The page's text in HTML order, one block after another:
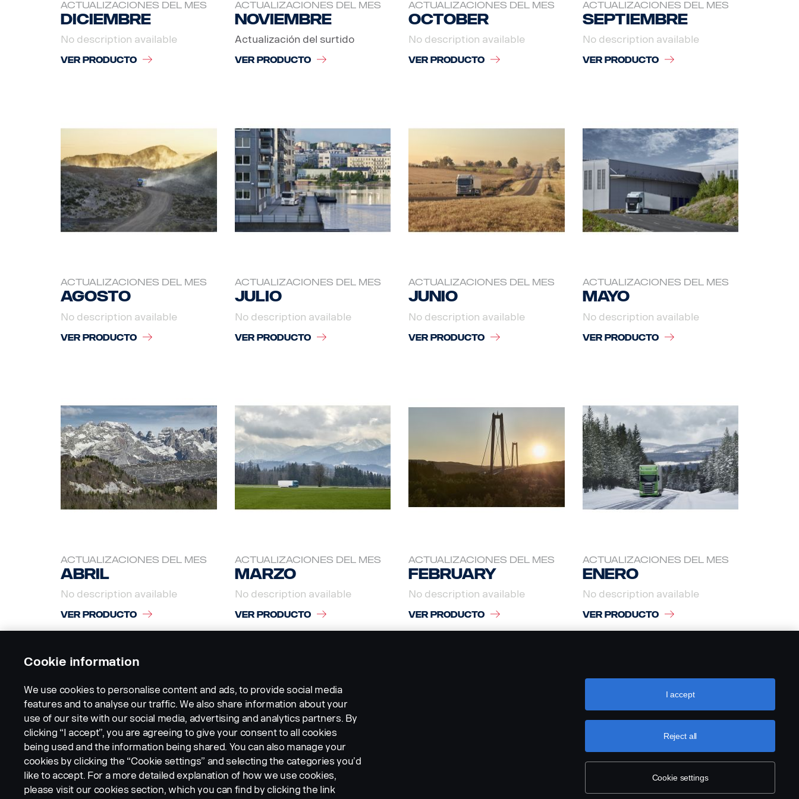
ACTUALIZACIONES DEL MES
Diciembre
No description available
VER PRODUCTO
ACTUALIZACIONES DEL MES
Noviembre
Actualización del surtido
VER PRODUCTO
ACTUALIZACIONES DEL MES
October
No description available
VER PRODUCTO
ACTUALIZACIONES DEL MES
Septiembre
No description available
VER PRODUCTO
ACTUALIZACIONES DEL MES
Agosto
No description available
VER PRODUCTO
ACTUALIZACIONES DEL MES
Julio
No description available
VER PRODUCTO
ACTUALIZACIONES DEL MES
Junio
No description available
VER PRODUCTO
ACTUALIZACIONES DEL MES
Mayo
No description available
VER PRODUCTO
ACTUALIZACIONES DEL MES
Abril
No description available
VER PRODUCTO
ACTUALIZACIONES DEL MES
Marzo
No description available
VER PRODUCTO
ACTUALIZACIONES DEL MES
February
No description available
VER PRODUCTO
ACTUALIZACIONES DEL MES
Enero
No description available
VER PRODUCTO
LEGAL NOTICE COOKIES PRIVACY STATEMENT
Cookie information
We use cookies to personalise content and ads, to provide social media
features and to analyse our traffic. We also share information about your
use of our site with our social media, advertising and analytics partners. By
clicking “I accept”, you are agreeing to give your consent to all cookies
being used and the information being shared. You can also manage your
cookies by clicking the “Cookie settings” and selecting the categories you’d
like to accept. For a more detailed explanation of how we use cookies,
please visit our cookies section, which you can find by clicking the link
Cookie settings
Reject all
I accept